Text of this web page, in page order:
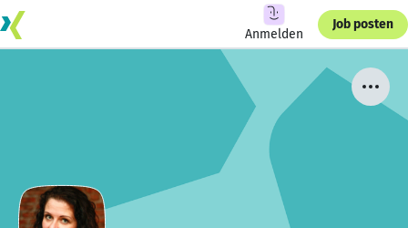
Anmelden
Job posten